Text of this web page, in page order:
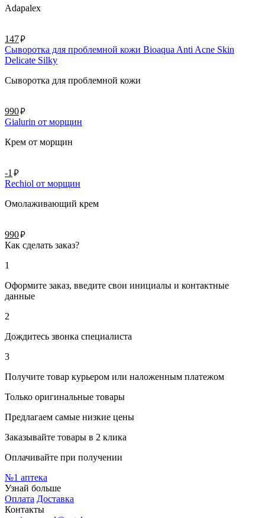
Adapalex
147руб.
Сыворотка для проблемной кожи Bioaqua Anti Acne Skin
Delicate Silky
Сыворотка для проблемной кожи
990руб.
Gialurin от морщин
Крем от морщин
-1 руб.
Rechiol от морщин
Омолаживающий крем
990руб.
Как сделать заказ?
1
Оформите заказ, введите свои инициалы и контактные
данные
2
Дождитесь звонка специалиста
3
Получите товар курьером или наложенным платежом
Только оригинальные товары
Предлагаем самые низкие цены
Заказывайте товары в 2 клика
Оплачивайте при получении
№1 аптека
Узнай больше
Оплата Доставка
Контакты